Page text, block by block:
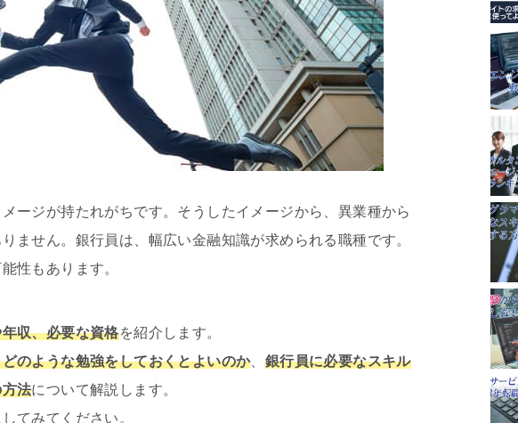
ージが持たれがちです。そうしたイメージから、異業種から
ません。銀行員は、幅広い金融知識が求められる職種です。
性もあります。
収、必要な資格を紹介します。
のような勉強をしておくとよいのか、 銀行員に必要なスキル
法について解説します。
てみてください。